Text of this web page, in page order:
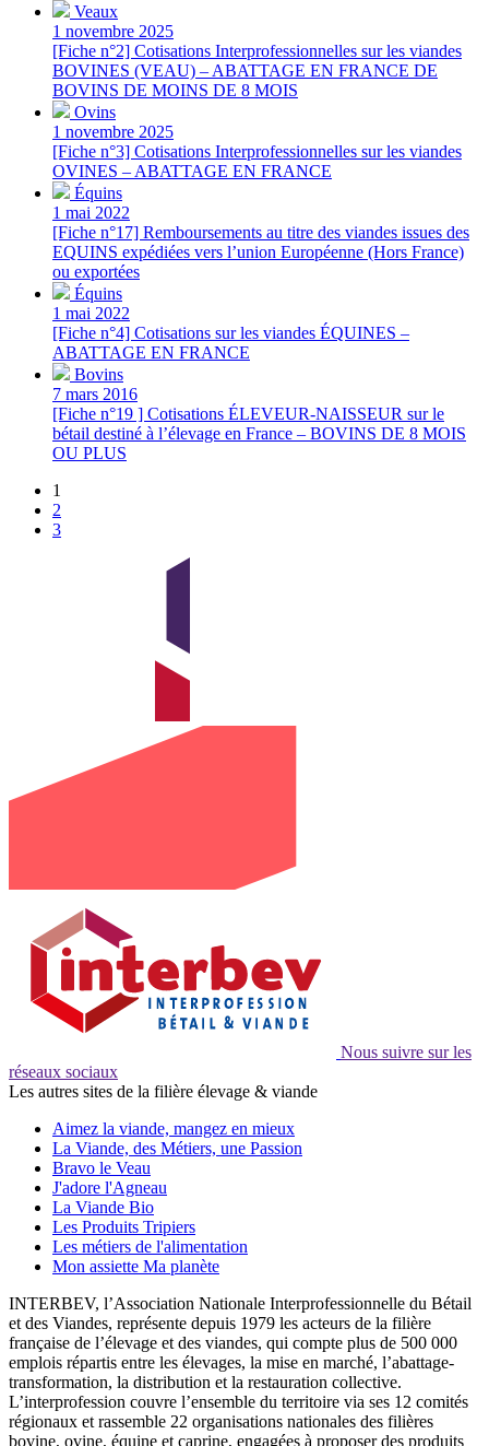
Veaux
1 novembre 2025
[Fiche n°2] Cotisations Interprofessionnelles sur les viandes
BOVINES (VEAU) – ABATTAGE EN FRANCE DE
BOVINS DE MOINS DE 8 MOIS
Ovins
1 novembre 2025
[Fiche n°3] Cotisations Interprofessionnelles sur les viandes
OVINES – ABATTAGE EN FRANCE
Équins
1 mai 2022
[Fiche n°17] Remboursements au titre des viandes issues des
EQUINS expédiées vers l’union Européenne (Hors France)
ou exportées
Équins
1 mai 2022
[Fiche n°4] Cotisations sur les viandes ÉQUINES –
ABATTAGE EN FRANCE
Bovins
7 mars 2016
[Fiche n°19 ] Cotisations ÉLEVEUR-NAISSEUR sur le
bétail destiné à l’élevage en France – BOVINS DE 8 MOIS
OU PLUS
1
2
3
Nous suivre sur les
réseaux sociaux
Les autres sites de la filière élevage & viande
Aimez la viande, mangez en mieux
La Viande, des Métiers, une Passion
Bravo le Veau
J'adore l'Agneau
La Viande Bio
Les Produits Tripiers
Les métiers de l'alimentation
Mon assiette Ma planète
INTERBEV, l’Association Nationale Interprofessionnelle du Bétail
et des Viandes, représente depuis 1979 les acteurs de la filière
française de l’élevage et des viandes, qui compte plus de 500 000
emplois répartis entre les élevages, la mise en marché, l’abattage-
transformation, la distribution et la restauration collective.
L’interprofession couvre l’ensemble du territoire via ses 12 comités
régionaux et rassemble 22 organisations nationales des filières
bovine, ovine, équine et caprine, engagées à proposer des produits